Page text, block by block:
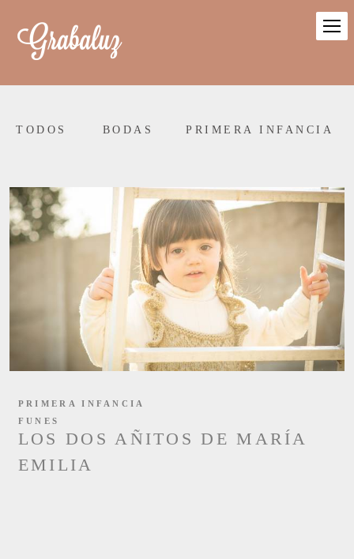
TODOS BODAS PRIMERA INFANCIA
LOS DOS AÑITOS DE MARÍA
EMILIA
PRIMERA INFANCIA
FUNES